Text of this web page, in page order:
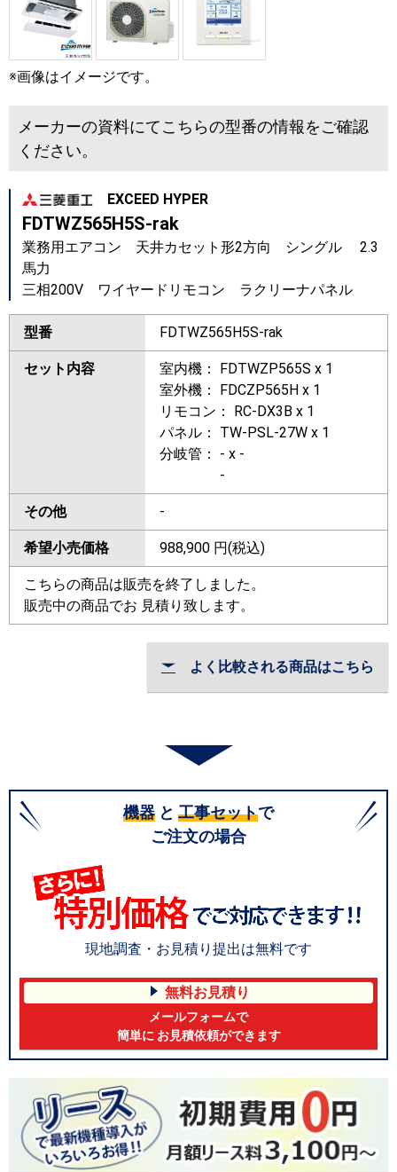
※画像はイメージです。
メーカーの資料にてこちらの型番の情報をご確認
ください。
EXCEED HYPER
FDTWZ565H5S-rak
業務用エアコン 天井カセット形2方向 シングル 2.3
馬力
三相200V ワイヤードリモコン ラクリーナパネル
型番 FDTWZ565H5S-rak
セット内容
室内機： FDTWZP565S x 1
室外機： FDCZP565H x 1
リモコン： RC-DX3B x 1
パネル： TW-PSL-27W x 1
分岐管： - x -
-
その他 -
希望小売価格 988,900 円(税込)
こちらの商品は販売を終了しました。
販売中の商品でお 見積り致します。
よく比較される商品はこちら
機器 と 工事セットで
ご注文の場合
現地調査・お見積り提出は無料です
無料お見積り
メールフォームで
簡単に お見積依頼ができます